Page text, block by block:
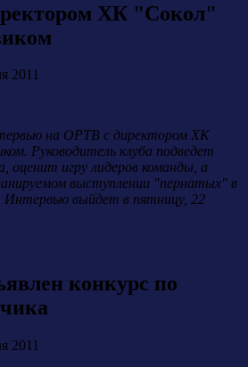
ХК "Сокол"
2011
на ОРТВ с директором ХК
Руководитель клуба подведет
оценит игру лидеров команды, а
выступлении "пернатых" в
Интервью выйдет в пятницу, 22
конкурс по
2011